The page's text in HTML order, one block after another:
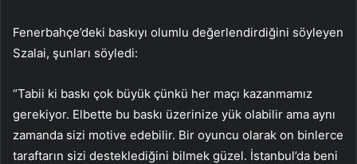
Fenerbahçe’deki baskıyı olumlu değerlendirdiğini söyleyen
Szalai, şunları söyledi:
“Tabii ki baskı çok büyük çünkü her maçı kazanmamız
gerekiyor. Elbette bu baskı üzerinize yük olabilir ama aynı
zamanda sizi motive edebilir. Bir oyuncu olarak on binlerce
taraftarın sizi desteklediğini bilmek güzel. İstanbul’da beni